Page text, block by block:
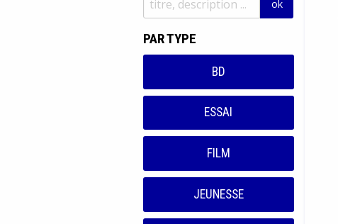
PAR TYPE
BD
ESSAI
FILM
JEUNESSE